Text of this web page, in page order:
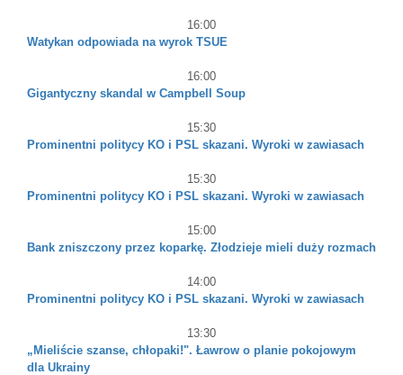
16:00
Watykan odpowiada na wyrok TSUE
16:00
Gigantyczny skandal w Campbell Soup
15:30
Prominentni politycy KO i PSL skazani. Wyroki w zawiasach
15:30
Prominentni politycy KO i PSL skazani. Wyroki w zawiasach
15:00
Bank zniszczony przez koparkę. Złodzieje mieli duży rozmach
14:00
Prominentni politycy KO i PSL skazani. Wyroki w zawiasach
13:30
„Mieliście szanse, chłopaki!". Ławrow o planie pokojowym
dla Ukrainy